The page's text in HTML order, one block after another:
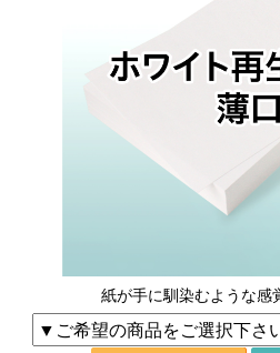
紙が手に馴染むような感